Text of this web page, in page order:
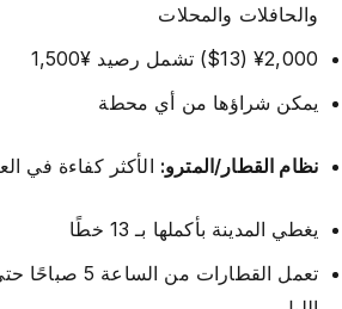
والحافلات والمحلات
¥2,000 ($13) تشمل رصيد ¥1,500
يمكن شراؤها من أي محطة
نظام القطار/المترو: الأكثر كفاءة في
يغطي المدينة بأكملها بـ 13 خطًا
تعمل القطارات من